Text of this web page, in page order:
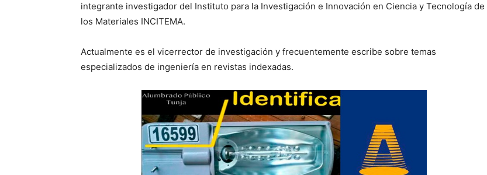
integrante investigador del Instituto para la Investigación e Innovación en Ciencia y Tecnología de
los Materiales INCITEMA.
Actualmente es el vicerrector de investigación y frecuentemente escribe sobre temas
especializados de ingeniería en revistas indexadas.